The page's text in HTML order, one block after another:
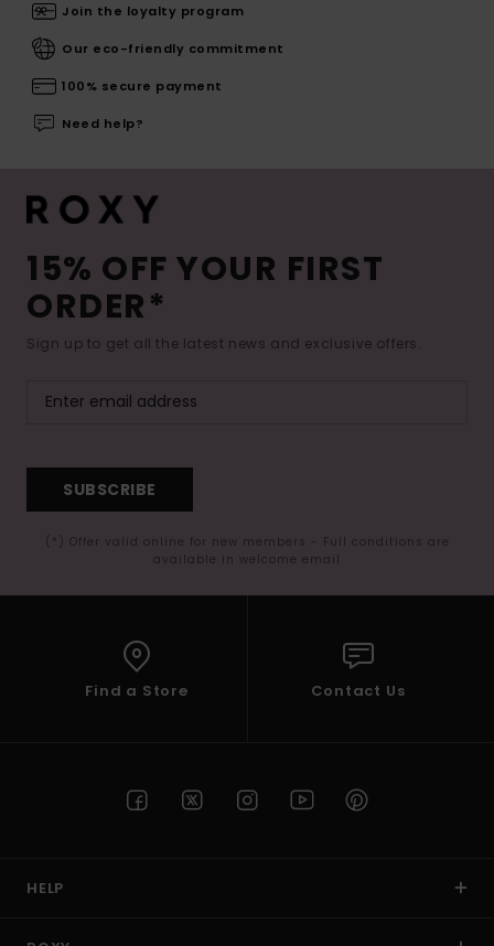
Join the loyalty program
Our eco-friendly commitment
100% secure payment
Need help?
15% OFF YOUR FIRST
ORDER*
Sign up to get all the latest news and exclusive offers.
SUBSCRIBE
(*) Offer valid online for new members - Full conditions are
available in welcome email
Find a Store Contact Us
HELP